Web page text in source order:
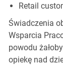
Retail
Świadczenia
Wsparcia
powodu
opiekę nad